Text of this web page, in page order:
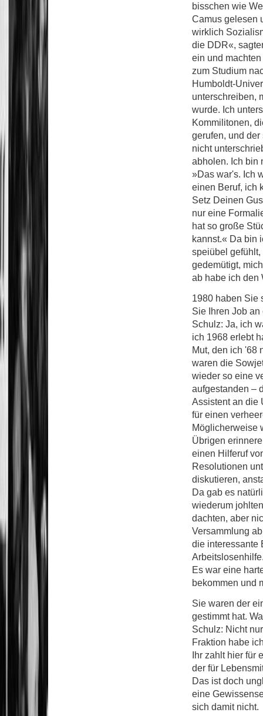
bisschen wie
Camus gelesen
wirklich
die DDR«,
ein und
zum Studium
Humboldt-
unterschreiben,
wurde. Ich
Kommilitonen,
gerufen, und
nicht
abholen. Ich bin
»Das war's. Ich
einen Beruf, ich
Setz Deinen
nur eine
hat so große
kannst.« Da bin
speiübel
gedemütigt,
ab habe ich den
1980 haben Sie
Sie Ihren Job
Schulz: Ja, ich
ich 1968 erlebt
Mut, den ich '68
waren die
wieder so eine
aufgestanden –
Assistent an die
für einen
Möglicherweise
Übrigen
einen Hilferuf
Resolutionen
diskutieren,
Da gab es
wiederum
dachten, aber
Versammlung
die interessante
Es war eine
bekommen und
Sie waren der
gestimmt hat.
Schulz: Nicht
Fraktion habe
Ihr zahlt hier für
der für
Das ist doch
eine
sich damit nicht.